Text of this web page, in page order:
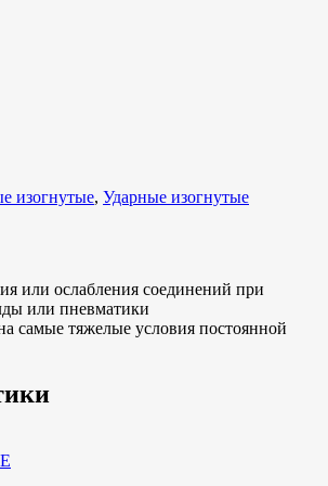
изогнутые, Ударные изогнутые
или ослабления соединений при
или пневматики
самые тяжелые условия постоянной